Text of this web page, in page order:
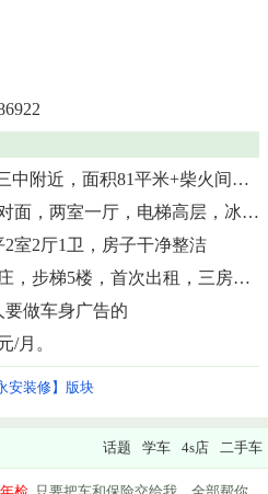
[愉快][愉快][愉快]双学位，三中附近，面积81平米+柴火间，售价39万
出租：开辉汇景城，大润发对面，两室一厅，电梯高层，冰箱空调洗衣机一应俱全
室2厅1卫，房子干净整洁
出租：汽车站附近，茶花山庄，步梯5楼，首次出租，三房二厅二卫+柴火
做车身广告的
/月。
安装修】版块
话题 学车 4s店 二手车